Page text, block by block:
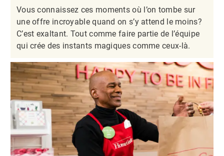
Vous connaissez ces moments où l’on tombe sur
une offre incroyable quand on s’y attend le moins?
C’est exaltant. Tout comme faire partie de l’équipe
qui crée des instants magiques comme ceux-là.​​​​​​​